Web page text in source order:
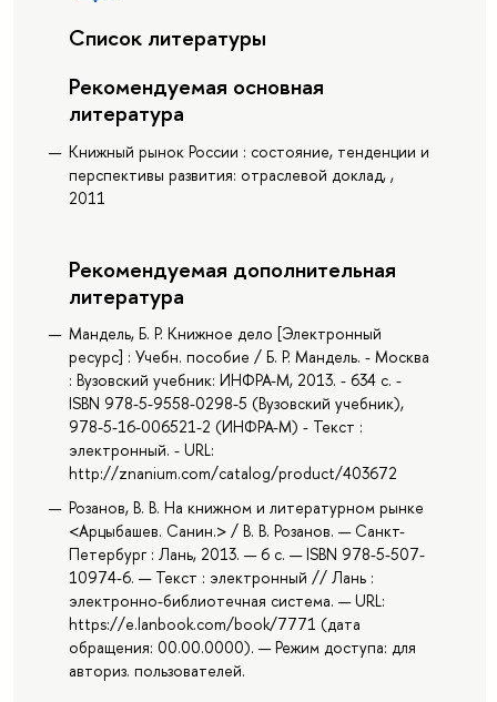
Список литературы
Рекомендуемая основная
литература
Книжный рынок России : состояние, тенденции и
перспективы развития: отраслевой доклад, ,
2011
Рекомендуемая дополнительная
литература
Мандель, Б. Р. Книжное дело [Электронный
ресурс] : Учебн. пособие / Б. Р. Мандель. - Москва
: Вузовский учебник: ИНФРА-М, 2013. - 634 с. -
ISBN 978-5-9558-0298-5 (Вузовский учебник),
978-5-16-006521-2 (ИНФРА-М) - Текст :
электронный. - URL:
http://znanium.com/catalog/product/403672
Розанов, В. В. На книжном и литературном рынке
<Арцыбашев. Санин.> / В. В. Розанов. — Санкт-
Петербург : Лань, 2013. — 6 с. — ISBN 978-5-507-
10974-6. — Текст : электронный // Лань :
электронно-библиотечная система. — URL:
https://e.lanbook.com/book/7771 (дата
обращения: 00.00.0000). — Режим доступа: для
авториз. пользователей.